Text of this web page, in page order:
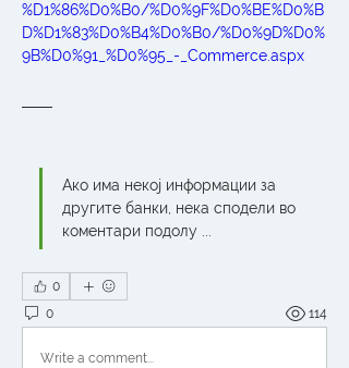
%D1%86%D0%B0/%D0%9F%D0%BE%D0%B
D%D1%83%D0%B4%D0%B0/%D0%9D%D0%
9B%D0%91_%D0%95_-_Commerce.aspx
Ако има некој информации за
другите банки, нека сподели во
коментари подолу ...
0
0
114
Write a comment...